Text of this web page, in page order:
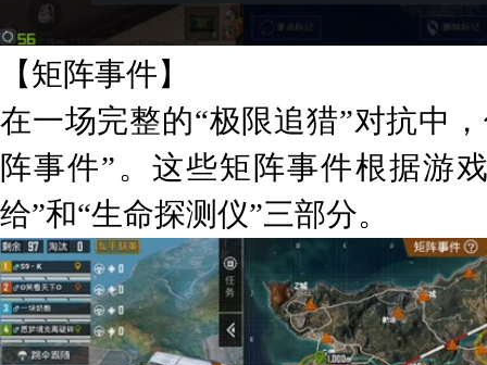
【矩阵事件】
在一场完整的“极限追猎”对抗中
阵事件”。这些矩阵事件根据游
给”和“生命探测仪”三部分。